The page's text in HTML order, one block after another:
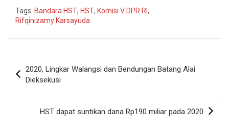
Tags: Bandara HST, HST, Komisi V DPR RI ,
Rifqinizamy Karsayuda
2020, Lingkar Walangsi dan Bendungan Batang Alai
Dieksekusi
HST dapat suntikan dana Rp190 miliar pada 2020